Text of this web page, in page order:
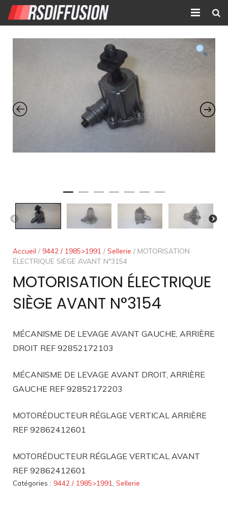
Accueil
Atelier mécanique
Accueil / 9442 / 1985>1991 / Sellerie / MOTORISATION
ÉLECTRIQUE SIÈGE AVANT N°3154
MOTORISATION ÉLECTRIQUE
SIÈGE AVANT N°3154
MÉCANISME DE LEVAGE AVANT GAUCHE, ARRIÈRE
DROIT REF 92852172103
MÉCANISME DE LEVAGE AVANT DROIT, ARRIÈRE
GAUCHE REF 92852172203
MOTORÉDUCTEUR RÉGLAGE VERTICAL ARRIÈRE
REF 92862412601
MOTORÉDUCTEUR RÉGLAGE VERTICAL AVANT
REF 92862412601
Catégories : 9442 / 1985>1991 Sellerie